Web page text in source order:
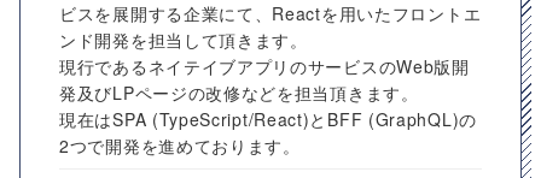
ビスを展開する企業にて、Reactを用いたフロントエ
ンド開発を担当して頂きます。
現行であるネイテイブアプリのサービスのWeb版開
発及びLPページの改修などを担当頂きます。
現在はSPA (TypeScript/React)とBFF (GraphQL)の
2つで開発を進めております。